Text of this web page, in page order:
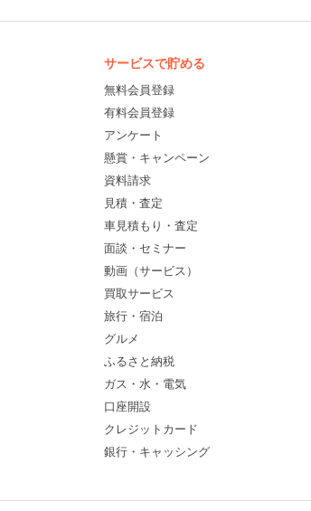
サービスで貯める
無料会員登録
有料会員登録
アンケート
懸賞・キャンペーン
資料請求
見積・査定
車見積もり・査定
面談・セミナー
動画（サービス）
買取サービス
旅行・宿泊
グルメ
ふるさと納税
ガス・水・電気
口座開設
クレジットカード
銀行・キャッシング